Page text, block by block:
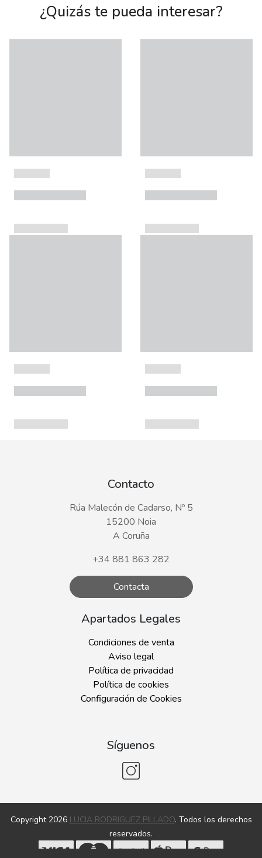
¿Quizás te pueda interesar?
Contacto
Rúa Malecón de Cadarso, Nº 5
15200 Noia
A Coruña
+34 881 863 282
Contacta
Apartados Legales
Condiciones de venta
Aviso legal
Política de privacidad
Política de cookies
Configuración de Cookies
Síguenos
Copyright 2026 LUCIA RODRIGUEZ PILLADO. Todos los derechos
reservados.